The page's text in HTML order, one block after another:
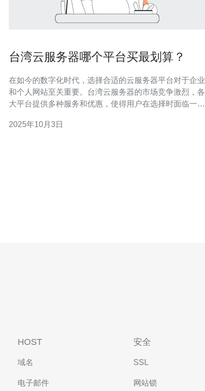
台湾云服务器哪个平台买最划算？
在如今的数字化时代，选择合适的云服务器平台对于企业
和个人网站至关重要。台湾云服务器的市场竞争激烈，各
大平台提供多种服务和优惠，使得用户在选择时面临一定
助用户找到最划算的购买选择。 台湾云服务器有哪些主要
2025年10月3日
HOST
域名
电子邮件
安全
SSL
网站锁